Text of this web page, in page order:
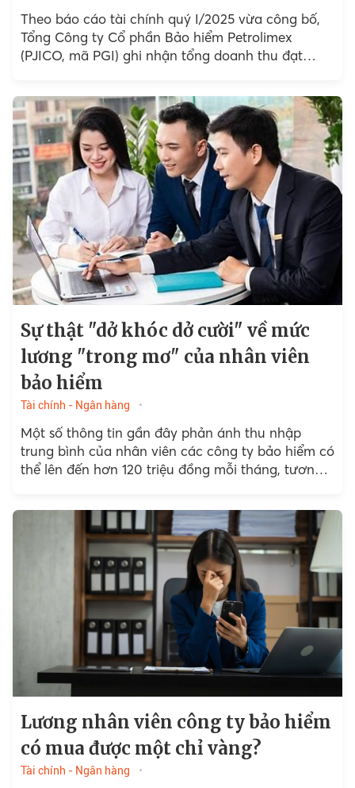
Theo báo cáo tài chính quý I/2025 vừa công bố,
Tổng Công ty Cổ phần Bảo hiểm Petrolimex
(PJICO, mã PGI) ghi nhận tổng doanh thu đạt
Sự thật "dở khóc dở cười" về mức
lương "trong mơ" của nhân viên
bảo hiểm
Tài chính - Ngân hàng
Một số thông tin gần đây phản ánh thu nhập
trung bình của nhân viên các công ty bảo hiểm có
thể lên đến hơn 120 triệu đồng mỗi tháng, tương
sự "trong mơ", hay tạo ra những chuyện dở khóc
dở cười cho chính người trong cuộc.
Lương nhân viên công ty bảo hiểm
có mua được một chỉ vàng?
Tài chính - Ngân hàng